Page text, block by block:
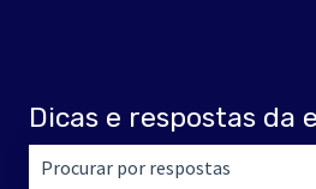
Dicas e respostas da